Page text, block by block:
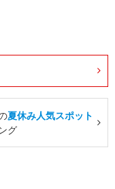
夏休み人気スポット
グ